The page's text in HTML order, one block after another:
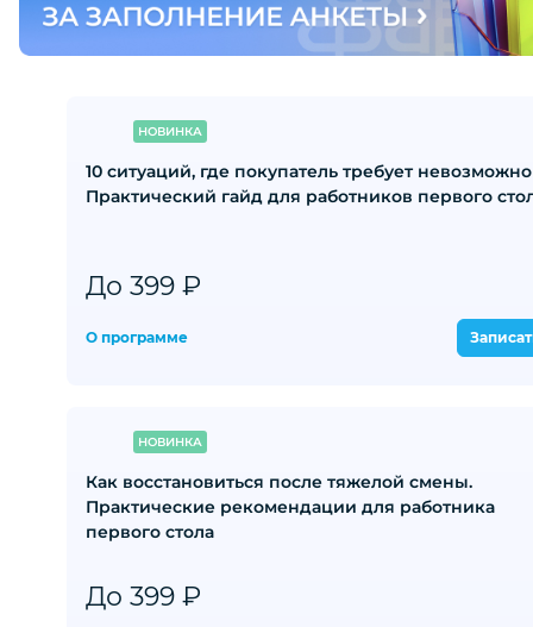
НОВИНКА
10 ситуаций, где покупатель требует
Практический гайд для работников первого
До 399 ₽
О программе
НОВИНКА
Как восстановиться после тяжелой смены.
Практические рекомендации для работника
первого стола
До 399 ₽